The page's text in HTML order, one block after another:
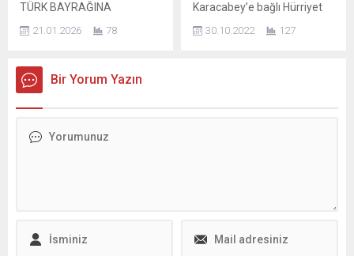
Depremleri’nin yıldönümü
nedeniyle “Deprem
düzenlendi.
Kahramanmaraş merkezli
depremlerin...
TÜRK BAYRAĞINA
BİR PROVOKASYON DEĞİL,
Hürriyetçi Eğitim Sen Bursa
2 Nolu Şube Başkanı
gerçekleştirilen saldırıya
21.01.2026 78
Karacabey’e bağlı Hürriyet
ulaşabildiği her siyasetçiye
Gençlik ve Kadın
30.10.2022 127
Bir Yorum Yazın